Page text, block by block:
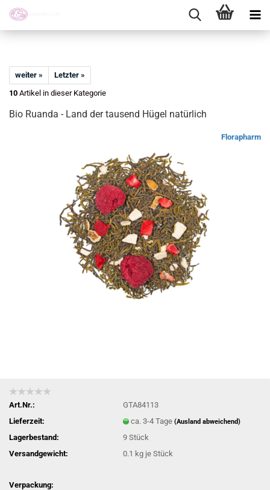
weiter »
Letzter »
10 Artikel in dieser Kategorie
Bio Ruanda - Land der tausend Hügel natürlich
Florapharm
Art.Nr.:
GTA84113
Lieferzeit:
ca. 3-4 Tage(Ausland abweichend)
Lagerbestand: 9Stück
Versandgewicht:
0.1 kg je Stück
Verpackung: